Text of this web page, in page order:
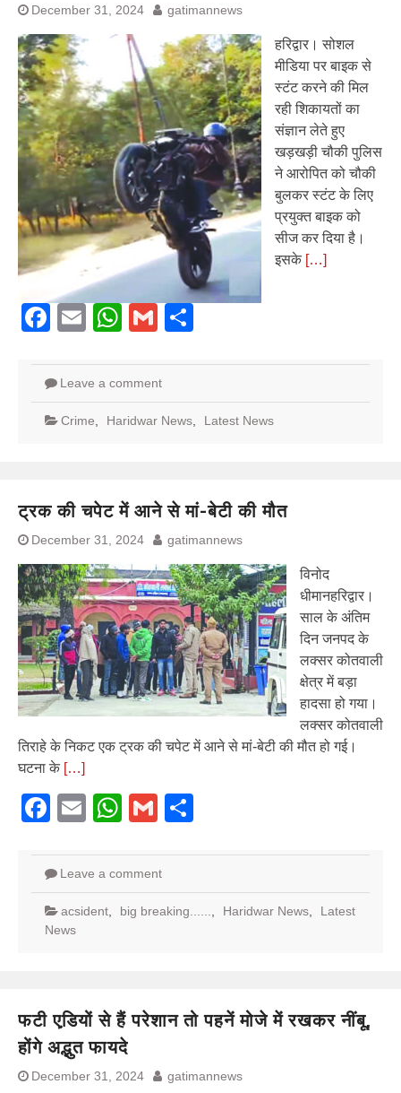
December 31, 2024 gatimannews
हरिद्वार। सोशल
मीडिया पर बाइक से
स्टंट करने की मिल
रही शिकायतों का
संज्ञान लेते हुए
खड़खड़ी चौकी पुलिस
ने आरोपित को चौकी
बुलकर स्टंट के लिए
प्रयुक्त बाइक को
सीज कर दिया है।
इसके […]
Facebook
EmailWhatsApp
Gmail
Leave a comment
Crime Haridwar News Latest News
ट्रक की चपेट में आने से मां-बेटी की मौत
December 31, 2024 gatimannews
विनोद
धीमानहरिद्वार।
साल के अंतिम
दिन जनपद के
लक्सर कोतवाली
क्षेत्र में बड़ा
हादसा हो गया।
लक्सर कोतवाली
तिराहे के निकट एक ट्रक की चपेट में आने से मां-बेटी की मौत हो गई।
घटना के […]
Facebook
EmailWhatsApp
Gmail
Leave a comment
acsident big breaking...... Haridwar News
Latest
News
फटी एडि़यों से हैं परेशान तो पहनें मोजे में रखकर नींबू,
होंगे अद्भुत फायदे
December 31, 2024 gatimannews